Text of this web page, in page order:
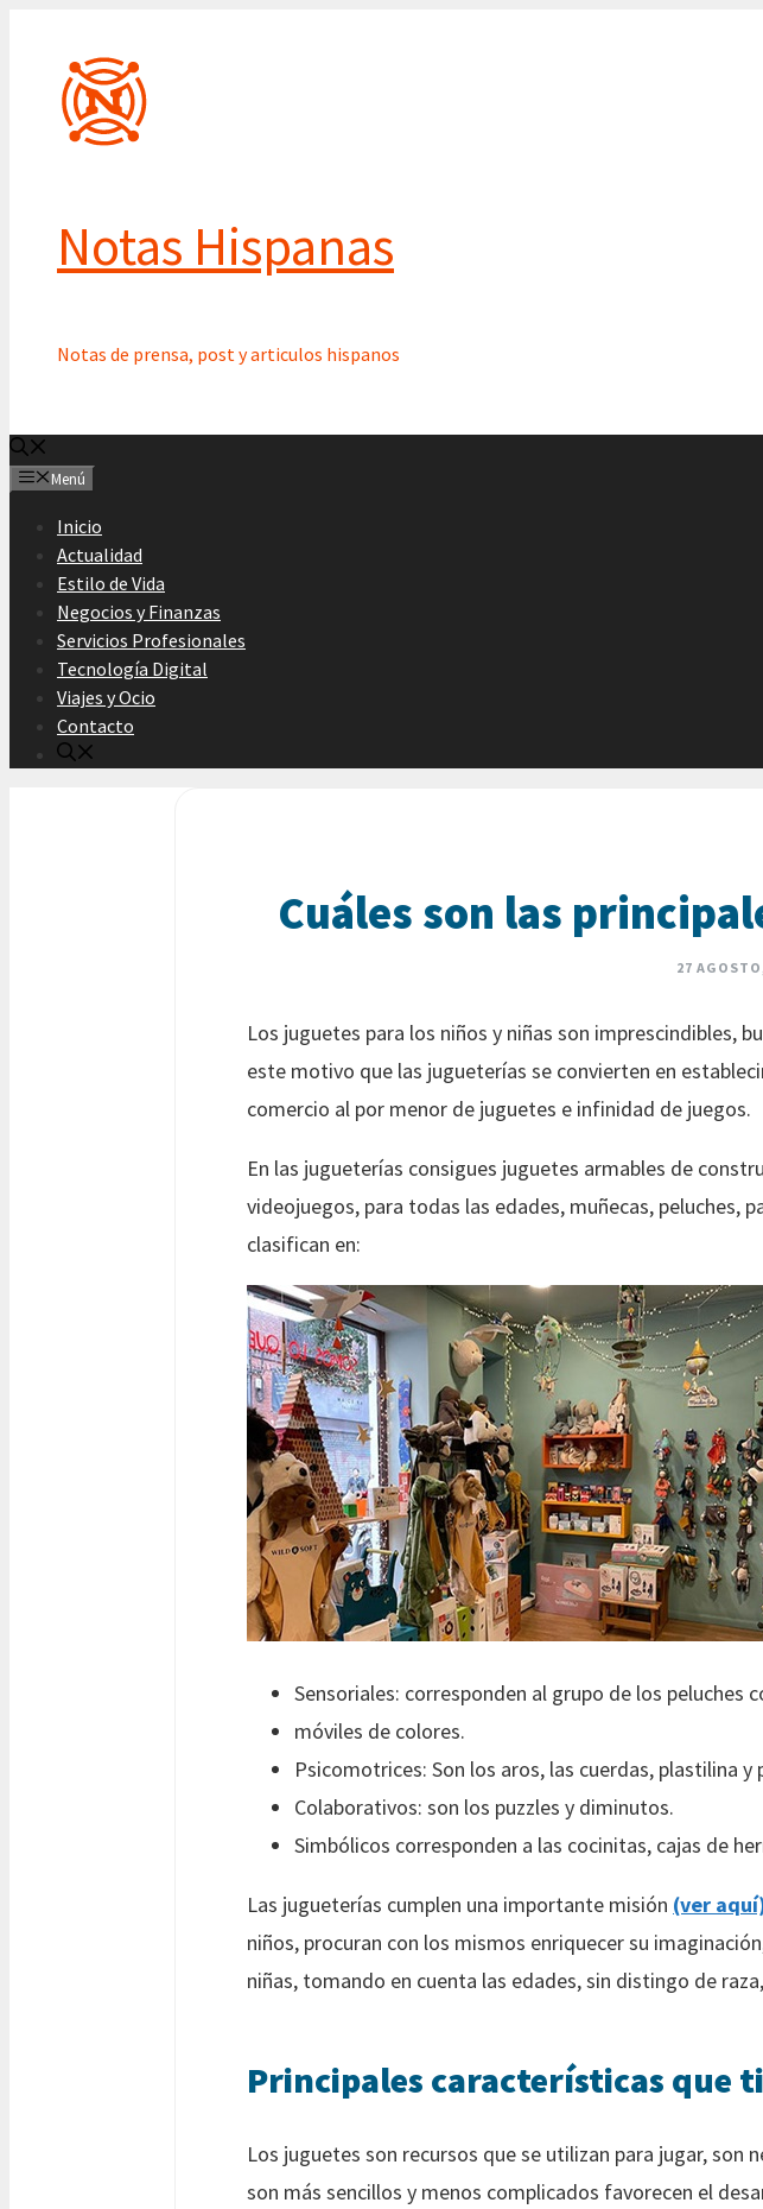
contenido
Notas Hispanas
Notas de prensa, post y articulos hispanos
Menú
Inicio
Actualidad
Estilo de Vida
Negocios y Finanzas
Servicios Profesionales
Tecnología Digital
Viajes y Ocio
Contacto
Cuáles son las
27
Los juguetes para los niños y niñas son imprescindibles,
este motivo que las jugueterías se convierten en
comercio al por menor de juguetes e infinidad de juegos.
En las jugueterías consigues juguetes armables de
videojuegos, para todas las edades, muñecas, peluches,
clasifican en:
Sensoriales: corresponden al grupo de los peluches
móviles de colores.
Psicomotrices: Son los aros, las cuerdas, plastilina y
Colaborativos: son los puzzles y diminutos.
Simbólicos corresponden a las cocinitas, cajas de
Las jugueterías cumplen una importante misión (ver
niños, procuran con los mismos enriquecer su
niñas, tomando en cuenta las edades, sin distingo de
Principales características que
Los juguetes son recursos que se utilizan para jugar, son
son más sencillos y menos complicados favorecen el